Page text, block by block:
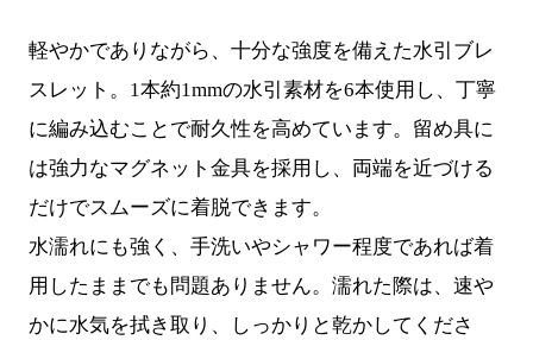
軽やかでありながら、十分な強度を備えた水引ブレ
スレット。1本約1mmの水引素材を6本使用し、丁寧
に編み込むことで耐久性を高めています。留め具に
は強力なマグネット金具を採用し、両端を近づける
だけでスムーズに着脱できます。
水濡れにも強く、手洗いやシャワー程度であれば着
用したままでも問題ありません。濡れた際は、速や
かに水気を拭き取り、しっかりと乾かしてくださ